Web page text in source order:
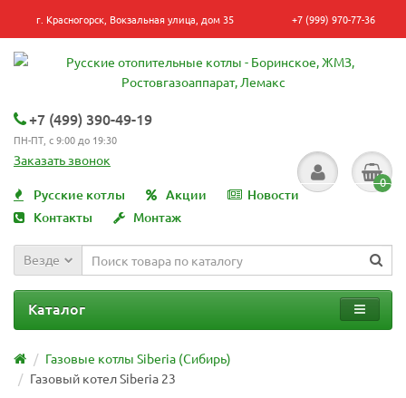
г. Красногорск, Вокзальная улица, дом 35 +7 (999) 970-77-36
+7 (499) 390-49-19
ПН-ПТ, с 9:00 до 19:30
Заказать звонок
0
Русские котлы Акции
Новости
Контакты
Монтаж
Везде
Каталог
Газовые котлы Siberia (Сибирь)
Газовый котел Siberia 23